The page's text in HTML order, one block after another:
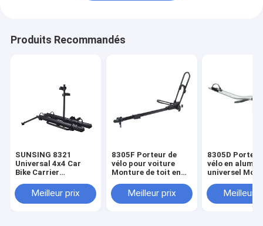
Produits Recommandés
SUNSING 8321
Universal 4x4 Car
Bike Carrier
Works avec vélo de
montagne et vélos
Meilleur prix
8305F Porteur de
vélo pour voiture
Monture de toit en
Porteur d'un vélo
pour bagages de
Meilleur prix
8305D
vélo en
universel
pour le toit de
voiture Porte
Meilleur